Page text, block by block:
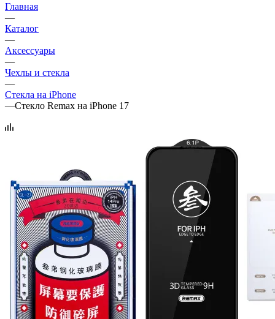
Главная
—
Каталог
—
Аксессуары
—
Чехлы и стекла
—
Стекла на iPhone
—Стекло Remax на iPhone 17